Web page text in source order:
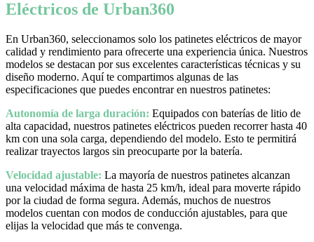
Eléctricos de Urban360
En Urban360, seleccionamos solo los patinetes eléctricos de mayor
calidad y rendimiento para ofrecerte una experiencia única. Nuestros
modelos se destacan por sus excelentes características técnicas y su
diseño moderno. Aquí te compartimos algunas de las
especificaciones que puedes encontrar en nuestros patinetes:
Autonomía de larga duración: Equipados con baterías de litio de
alta capacidad, nuestros patinetes eléctricos pueden recorrer hasta 40
km con una sola carga, dependiendo del modelo. Esto te permitirá
realizar trayectos largos sin preocuparte por la batería.
Velocidad ajustable: La mayoría de nuestros patinetes alcanzan
una velocidad máxima de hasta 25 km/h, ideal para moverte rápido
por la ciudad de forma segura. Además, muchos de nuestros
modelos cuentan con modos de conducción ajustables, para que
elijas la velocidad que más te convenga.